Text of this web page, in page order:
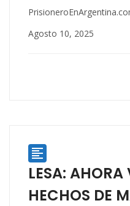
Agosto 10, 2025

LESA:
HECHOS DE